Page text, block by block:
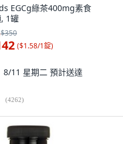
EGCg綠茶400mg素食
1罐
$350
($1.58/1錠)
8/11 星期二 預計送達
(4262)